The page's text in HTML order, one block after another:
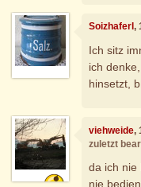
Soizhaferl,
Ich sitz
ich
hinsetzt,
viehweide,
zuletzt
da ich nie
nie